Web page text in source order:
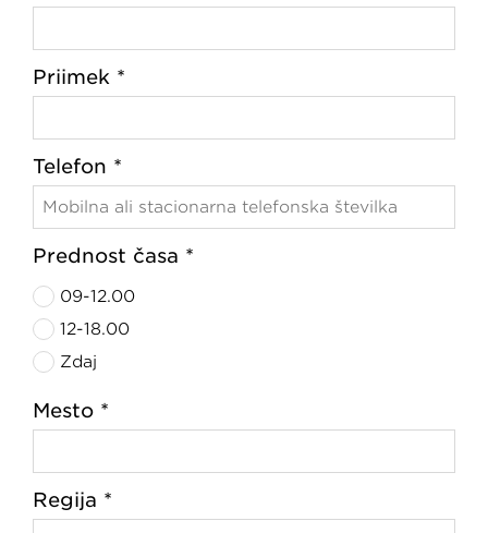
Priimek *
Telefon *
Prednost časa *
09-12.00
12-18.00
Zdaj
Mesto *
Regija *